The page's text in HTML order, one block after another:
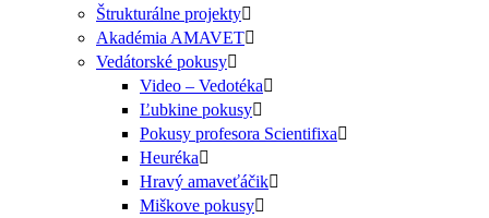
Štrukturálne projekty
Akadémia AMAVET
Vedátorské pokusy
Video – Vedotéka
Ľubkine pokusy
Pokusy profesora Scientifixa
Heuréka
Hravý amaveťáčik
Miškove pokusy